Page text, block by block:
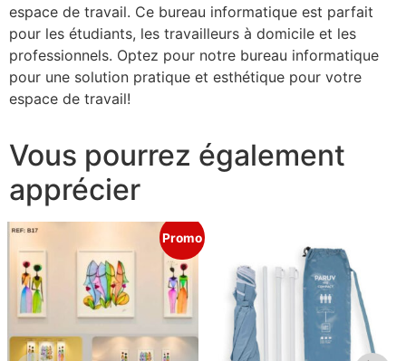
espace de travail. Ce bureau informatique est parfait
pour les étudiants, les travailleurs à domicile et les
professionnels. Optez pour notre bureau informatique
pour une solution pratique et esthétique pour votre
espace de travail!
Vous pourrez également
apprécier
Promo